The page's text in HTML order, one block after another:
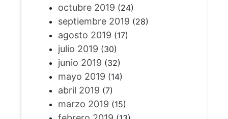
octubre 2019 (24)
septiembre 2019 (28)
agosto 2019 (17)
julio 2019 (30)
junio 2019 (32)
mayo 2019 (14)
abril 2019 (7)
marzo 2019 (15)